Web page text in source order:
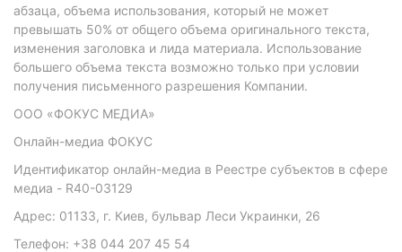
абзаца, объема использования, который не может
превышать 50% от общего объема оригинального текста,
изменения заголовка и лида материала. Использование
большего объема текста возможно только при условии
получения письменного разрешения Компании.
ООО «ФОКУС МЕДИА»
Онлайн-медиа ФОКУС
Идентификатор онлайн-медиа в Реестре субъектов в сфере
медиа - R40-03129
Адрес: 01133, г. Киев, бульвар Леси Украинки, 26
Телефон: +38 044 207 45 54